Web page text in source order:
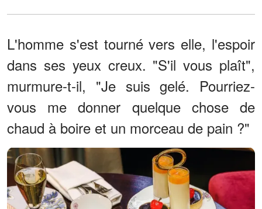
L'homme s'est tourné vers elle, l'espoir
dans ses yeux creux. "S'il vous plaît",
murmure-t-il, "Je suis gelé. Pourriez-
vous me donner quelque chose de
chaud à boire et un morceau de pain ?"